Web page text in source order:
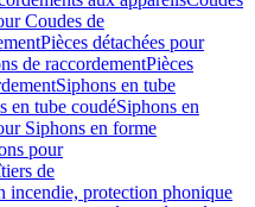
Coudes de
Pièces détachées pour
de raccordementPièces
Siphons en tube
en tube coudéSiphons en
Siphons en forme
pour
de
incendie, protection phonique